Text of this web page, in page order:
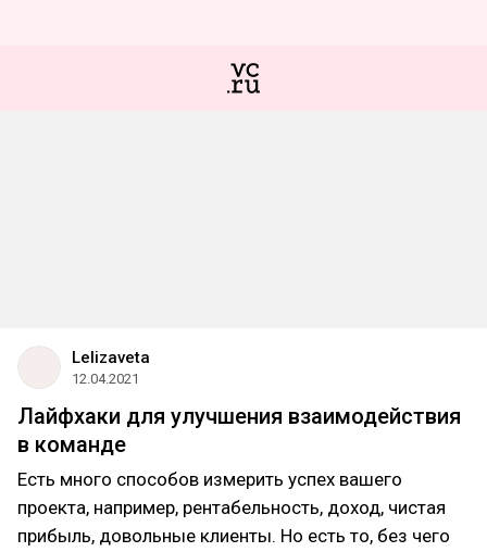
Lelizaveta
12.04.2021
Лайфхаки для улучшения взаимодействия
в команде
Есть много способов измерить успех вашего
проекта, например, рентабельность, доход, чистая
прибыль, довольные клиенты. Но есть то, без чего